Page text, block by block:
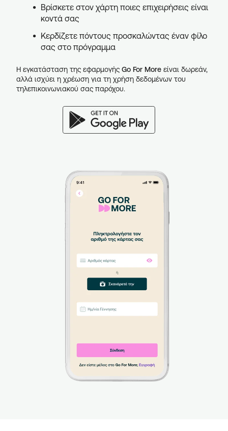
Βρίσκετε στον χάρτη ποιες επιχειρήσεις είναι
κοντά σας
Κερδίζετε πόντους προσκαλώντας έναν φίλο
σας στο πρόγραμμα
Η εγκατάσταση της εφαρμογής Go For More είναι δωρεάν,
αλλά ισχύει η χρέωση για τη χρήση δεδομένων του
τηλεπικοινωνιακού σας παρόχου.